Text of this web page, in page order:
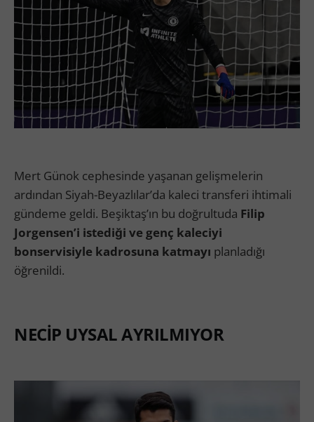
Mert Günok cephesinde yaşanan gelişmelerin
ardından Siyah-Beyazlılar’da kaleci transferi ihtimali
gündeme geldi. Beşiktaş’ın bu doğrultuda Filip
Jorgensen’i istediği ve genç kaleciyi
bonservisiyle kadrosuna katmayı planladığı
öğrenildi.
NECİP UYSAL AYRILMIYOR